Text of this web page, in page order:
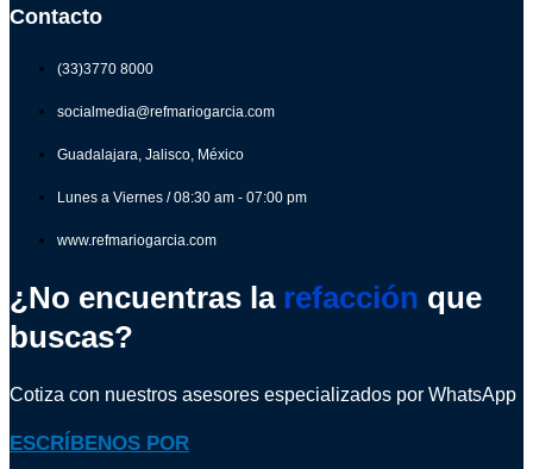
Contacto
(33)3770 8000
socialmedia@refmariogarcia.com
Guadalajara, Jalisco, México
Lunes a Viernes / 08:30 am - 07:00 pm
www.refmariogarcia.com
¿No encuentras la refacción que
buscas?
Cotiza con nuestros asesores especializados por WhatsApp
ESCRÍBENOS POR